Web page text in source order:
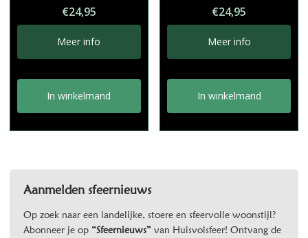
€24,95
Meer info
In winkelmand
€24,95
Meer info
In winkelmand
Aanmelden sfeernieuws
Op zoek naar een landelijke, stoere en sfeervolle woonstijl?
Abonneer je op “Sfeernieuws” van Huisvolsfeer! Ontvang de